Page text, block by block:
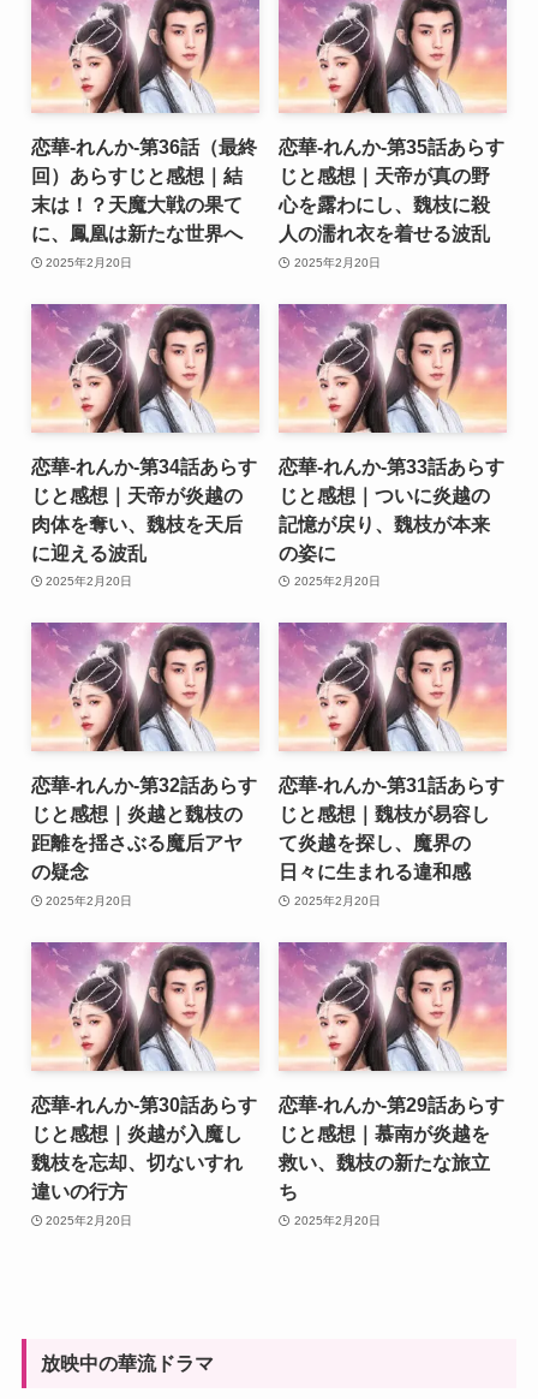
恋華-れんか-第36話（最終
回）あらすじと感想｜結
末は！？天魔大戦の果て
に、鳳凰は新たな世界へ
2025年2月20日
恋華-れんか-第35話あらす
じと感想｜天帝が真の野
心を露わにし、魏枝に殺
人の濡れ衣を着せる波乱
2025年2月20日
恋華-れんか-第34話あらす
じと感想｜天帝が炎越の
肉体を奪い、魏枝を天后
に迎える波乱
2025年2月20日
恋華-れんか-第33話あらす
じと感想｜ついに炎越の
記憶が戻り、魏枝が本来
の姿に
2025年2月20日
恋華-れんか-第32話あらす
じと感想｜炎越と魏枝の
距離を揺さぶる魔后アヤ
の疑念
2025年2月20日
恋華-れんか-第31話あらす
じと感想｜魏枝が易容し
て炎越を探し、魔界の
日々に生まれる違和感
2025年2月20日
恋華-れんか-第30話あらす
じと感想｜炎越が入魔し
魏枝を忘却、切ないすれ
違いの行方
2025年2月20日
恋華-れんか-第29話あらす
じと感想｜慕南が炎越を
救い、魏枝の新たな旅立
ち
2025年2月20日
放映中の華流ドラマ